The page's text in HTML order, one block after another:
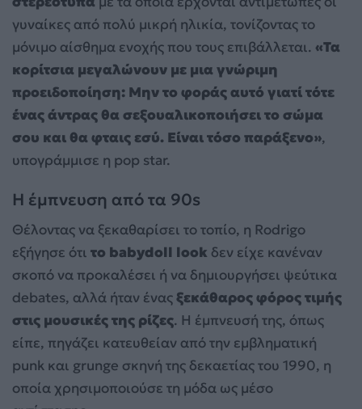
γυναίκες από πολύ μικρή ηλικία, τονίζοντας το
μόνιμο αίσθημα ενοχής που τους επιβάλλεται. «Τα
κορίτσια μεγαλώνουν με μια γνώριμη
προειδοποίηση: Μην το φοράς αυτό γιατί τότε
ένας άντρας θα σεξουαλικοποιήσει το σώμα
σου και θα φταις εσύ. Είναι τόσο παράξενο»,
υπογράμμισε η pop star.
Η έμπνευση από τα 90s
Θέλοντας να ξεκαθαρίσει το τοπίο, η Rodrigo
εξήγησε ότι το babydoll look δεν είχε κανέναν
σκοπό να προκαλέσει ή να δημιουργήσει ψεύτικα
debates, αλλά ήταν έναςξεκάθαρος φόρος τιμής
στις μουσικές της ρίζες. Η έμπνευσή της, όπως
είπε, πηγάζει κατευθείαν από την εμβληματική
punk και grunge σκηνή της δεκαετίας του 1990, η
οποία χρησιμοποιούσε τη μόδα ως μέσο